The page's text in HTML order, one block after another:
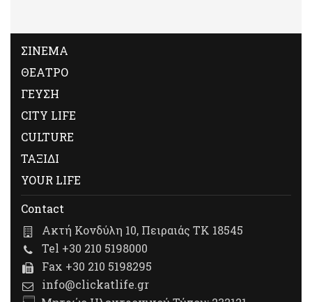
ΣΙΝΕΜΑ
ΘΕΑΤΡΟ
ΓΕΥΣΗ
CITY LIFE
CULTURE
ΤΑΞΙΔΙ
YOUR LIFE
Contact
Ακτή Κονδύλη 10, Πειραιάς ΤΚ 18545
Tel +30 210 5198000
Fax +30 210 5198295
info@clickatlife.gr